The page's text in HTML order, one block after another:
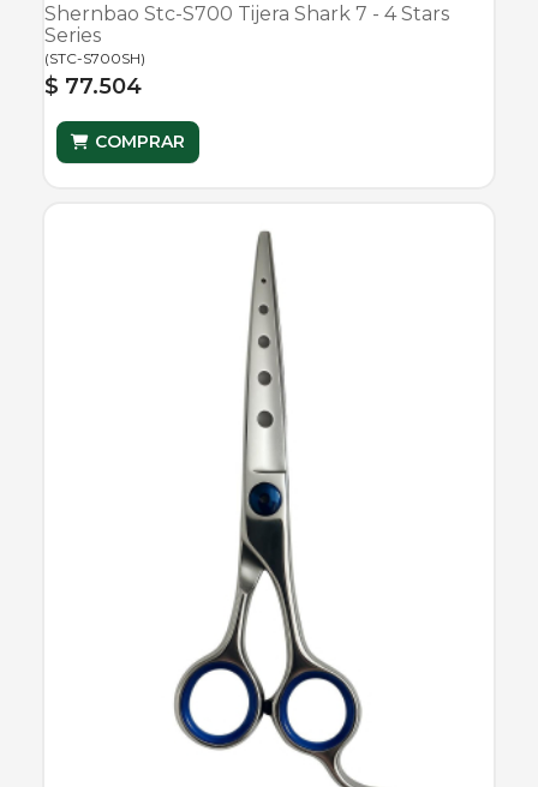
Shernbao Stc-S700 Tijera Shark 7 - 4 Stars
Series
(STC-S700SH)
$ 77.504
COMPRAR